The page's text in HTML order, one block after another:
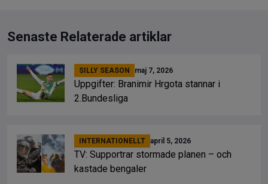
Senaste Relaterade artiklar
SILLY SEASON maj 7, 2026
Uppgifter: Branimir Hrgota stannar i
2.Bundesliga
INTERNATIONELLT april 5, 2026
TV: Supportrar stormade planen – och
kastade bengaler